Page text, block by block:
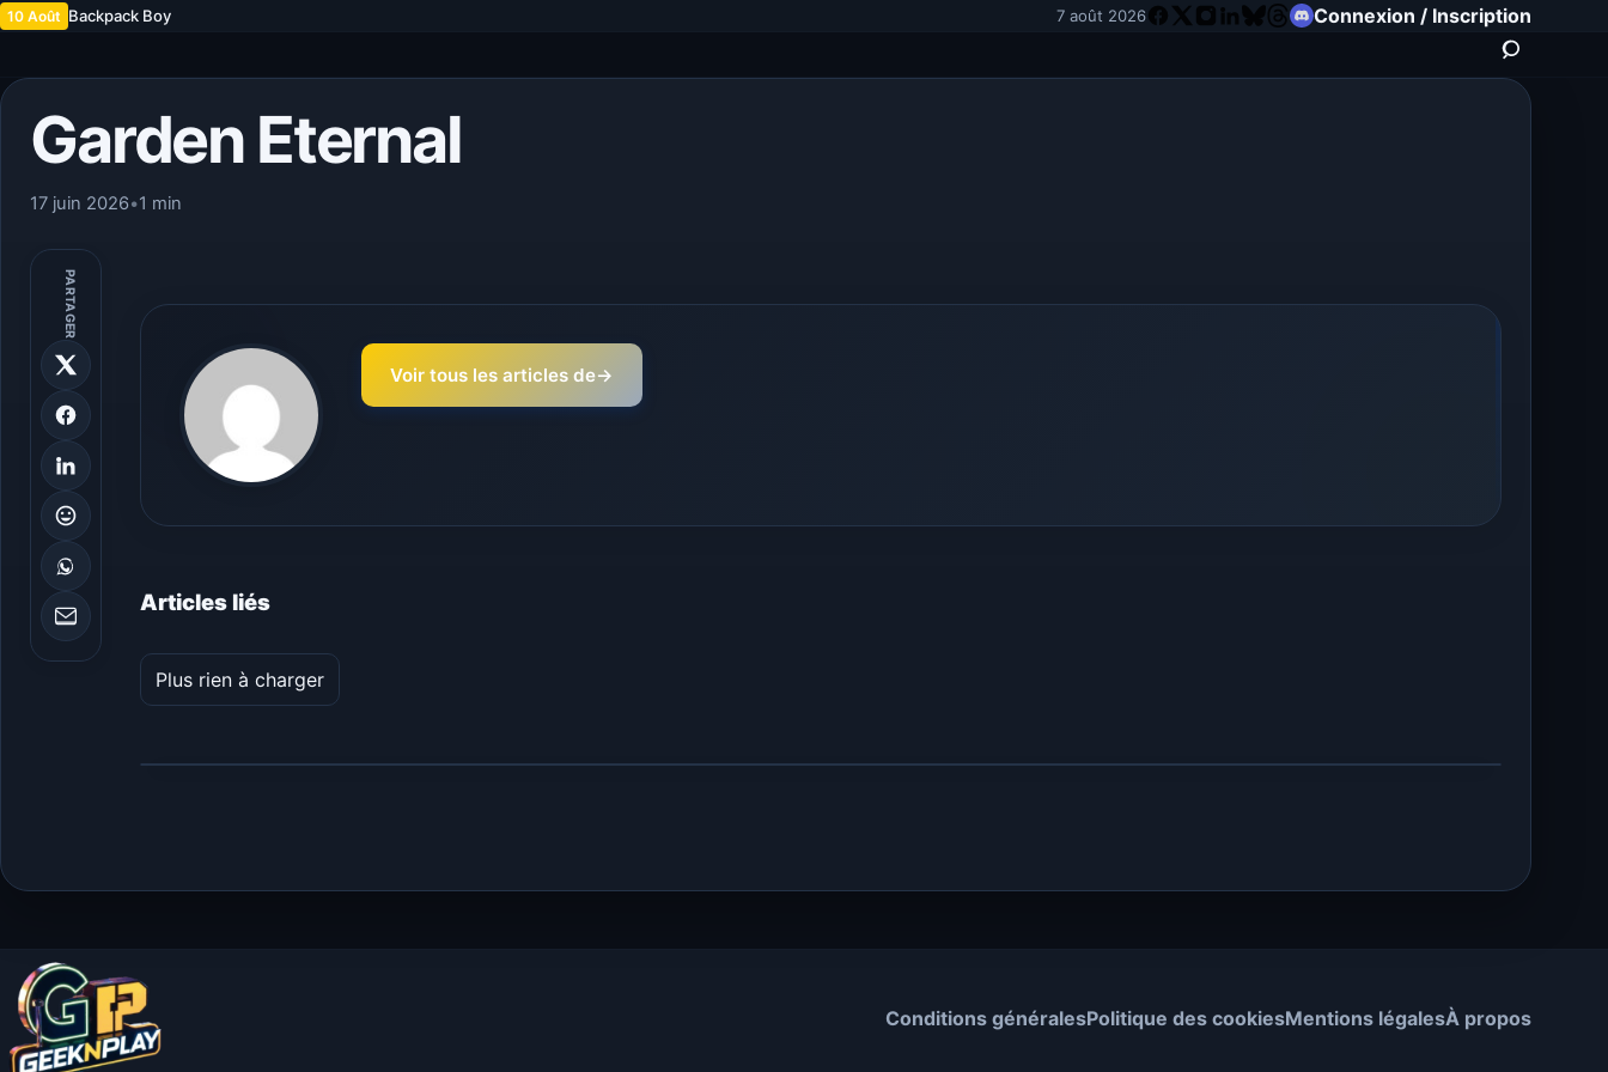
10 Août Backpack Boy 7 août 2026 Connexion / Inscription
Garden Eternal
17 juin 2026•1 min
PARTAGER
Voir tous les articles de→
Articles liés
Plus rien à charger
Conditions généralesPolitique des cookiesMentions légalesÀ propos